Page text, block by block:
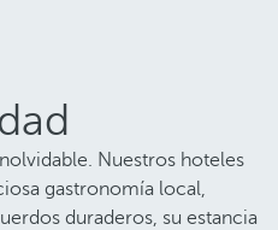
Nuestros hoteles
gastronomía local,
duraderos, su estancia